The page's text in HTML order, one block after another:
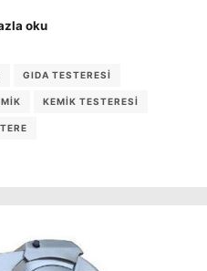
oku
GIDA TESTERESI
KEMIK TESTERESI